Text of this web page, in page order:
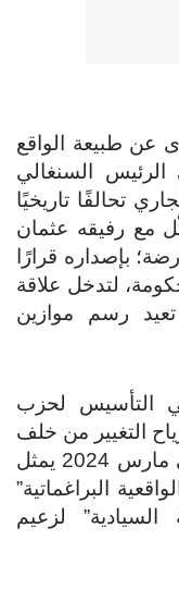
طبيعة الواقع
السنغالي
22 مايو الجاري تحالفًا تاريخيًا
رفيقه عثمان
بإصداره قرارًا
لتدخل علاقة
رسم موازين
لحزب
التغيير من خلف
قضبان السجن إلى سدة الحكم في مارس 2024 يمثل
البراغماتية”
لزعيم